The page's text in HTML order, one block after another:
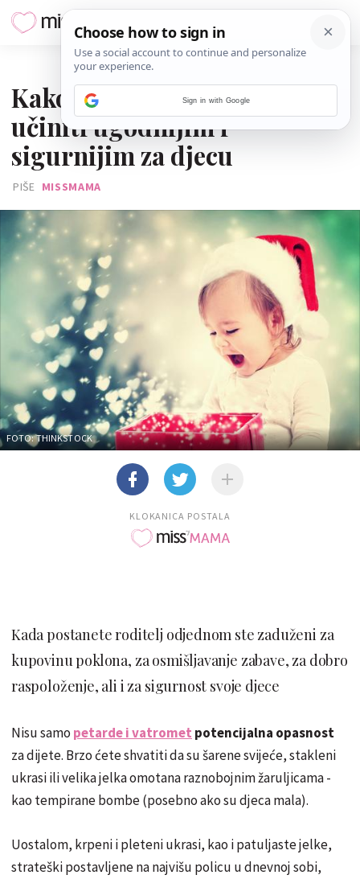
Kako blagdansko vrijeme
učiniti ugodnijim i
sigurnijim za djecu
PIŠE MISSMAMA
FOTO: THINKSTOCK
KLOKANICA POSTALA
Kada postanete roditelj odjednom ste zaduženi za
kupovinu poklona, ​​za osmišljavanje zabave, za dobro
raspoloženje, ali i za sigurnost svoje djece
Nisu samo petarde i vatromet potencijalna opasnost
za dijete. Brzo ćete shvatiti da su šarene svijeće, stakleni
ukrasi ili velika jelka omotana raznobojnim žaruljicama -
kao tempirane bombe (posebno ako su djeca mala).
Uostalom, krpeni i pleteni ukrasi, kao i patuljaste jelke,
strateški postavljene na najvišu policu u dnevnoj sobi,
Sign in with Google